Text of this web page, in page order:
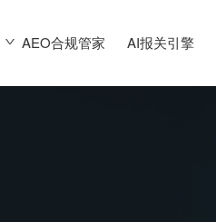
AEO合规管家 AI报关引擎